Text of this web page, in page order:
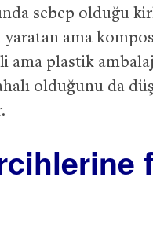
sebep olduğu
yaratan ama
ama plastik
olduğunu da